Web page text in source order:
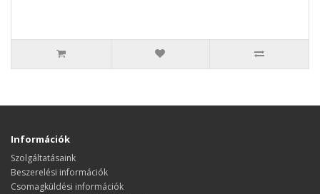
Információk
Szolgáltatásaink
Beszerelési információk
Csomagküldési információk